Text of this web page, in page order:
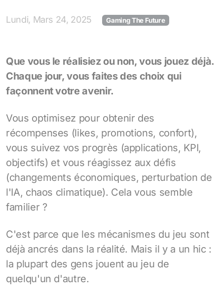
Lundi, Mars 24, 2025 Gaming The Future
Que vous le réalisiez ou non, vous jouez déjà.
Chaque jour, vous faites des choix qui
façonnent votre avenir.
Vous optimisez pour obtenir des
récompenses (likes, promotions, confort),
vous suivez vos progrès (applications, KPI,
objectifs) et vous réagissez aux défis
(changements économiques, perturbation de
l'IA, chaos climatique). Cela vous semble
familier ?
C'est parce que les mécanismes du jeu sont
déjà ancrés dans la réalité. Mais il y a un hic :
la plupart des gens jouent au jeu de
quelqu'un d'autre.